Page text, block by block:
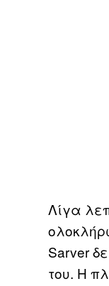
Λίγα
Sarver
του. Η